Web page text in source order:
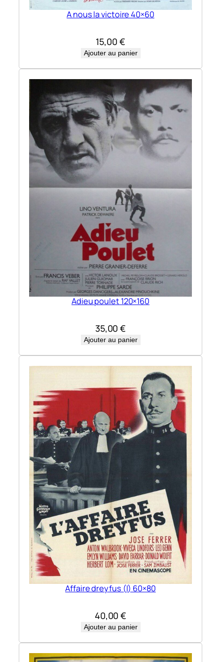
A nous la victoire 40×60
15,00 €
Ajouter au panier
Adieu poulet 120×160
35,00€
Ajouter au panier
Affaire dreyfus (l) 60×80
40,00€
Ajouter au panier